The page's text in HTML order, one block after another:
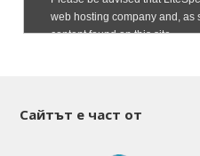
Сайтът е част от